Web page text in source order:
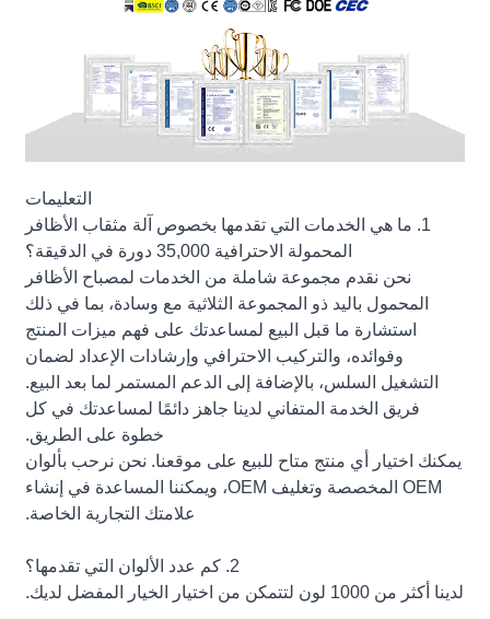
التعليمات
1. ما هي الخدمات التي تقدمها بخصوص آلة مثقاب الأظافر
المحمولة الاحترافية 35,000 دورة في الدقيقة؟
نحن نقدم مجموعة شاملة من الخدمات لمصباح الأظافر
المحمول باليد ذو المجموعة الثلاثية مع وسادة، بما في ذلك
استشارة ما قبل البيع لمساعدتك على فهم ميزات المنتج
وفوائده، والتركيب الاحترافي وإرشادات الإعداد لضمان
التشغيل السلس، بالإضافة إلى الدعم المستمر لما بعد البيع.
فريق الخدمة المتفاني لدينا جاهز دائمًا لمساعدتك في كل
خطوة على الطريق.
يمكنك اختيار أي منتج متاح للبيع على موقعنا. نحن نرحب بألوان
OEM المخصصة وتغليف OEM، ويمكننا المساعدة في إنشاء
علامتك التجارية الخاصة.
2. كم عدد الألوان التي تقدمها؟
لدينا أكثر من 1000 لون لتتمكن من اختيار الخيار المفضل لديك.